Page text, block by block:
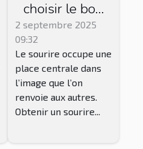
choisir le bon
traitement
esthétique
dentaire pour
votre sourire ?
2 septembre 2025
09:32
Le sourire occupe une
place centrale dans
l’image que l’on
renvoie aux autres.
Obtenir un sourire...